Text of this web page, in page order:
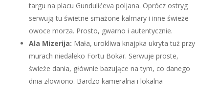
targu na placu Gundulićeva poljana. Oprócz ostryg
serwują tu świetne smażone kalmary i inne świeże
owoce morza. Prosto, gwarno i autentycznie.
Ala Mizerija: Mała, urokliwa knajpka ukryta tuż przy
murach niedaleko Fortu Bokar. Serwuje proste,
świeże dania, głównie bazujące na tym, co danego
dnia złowiono. Bardzo kameralna i lokalna